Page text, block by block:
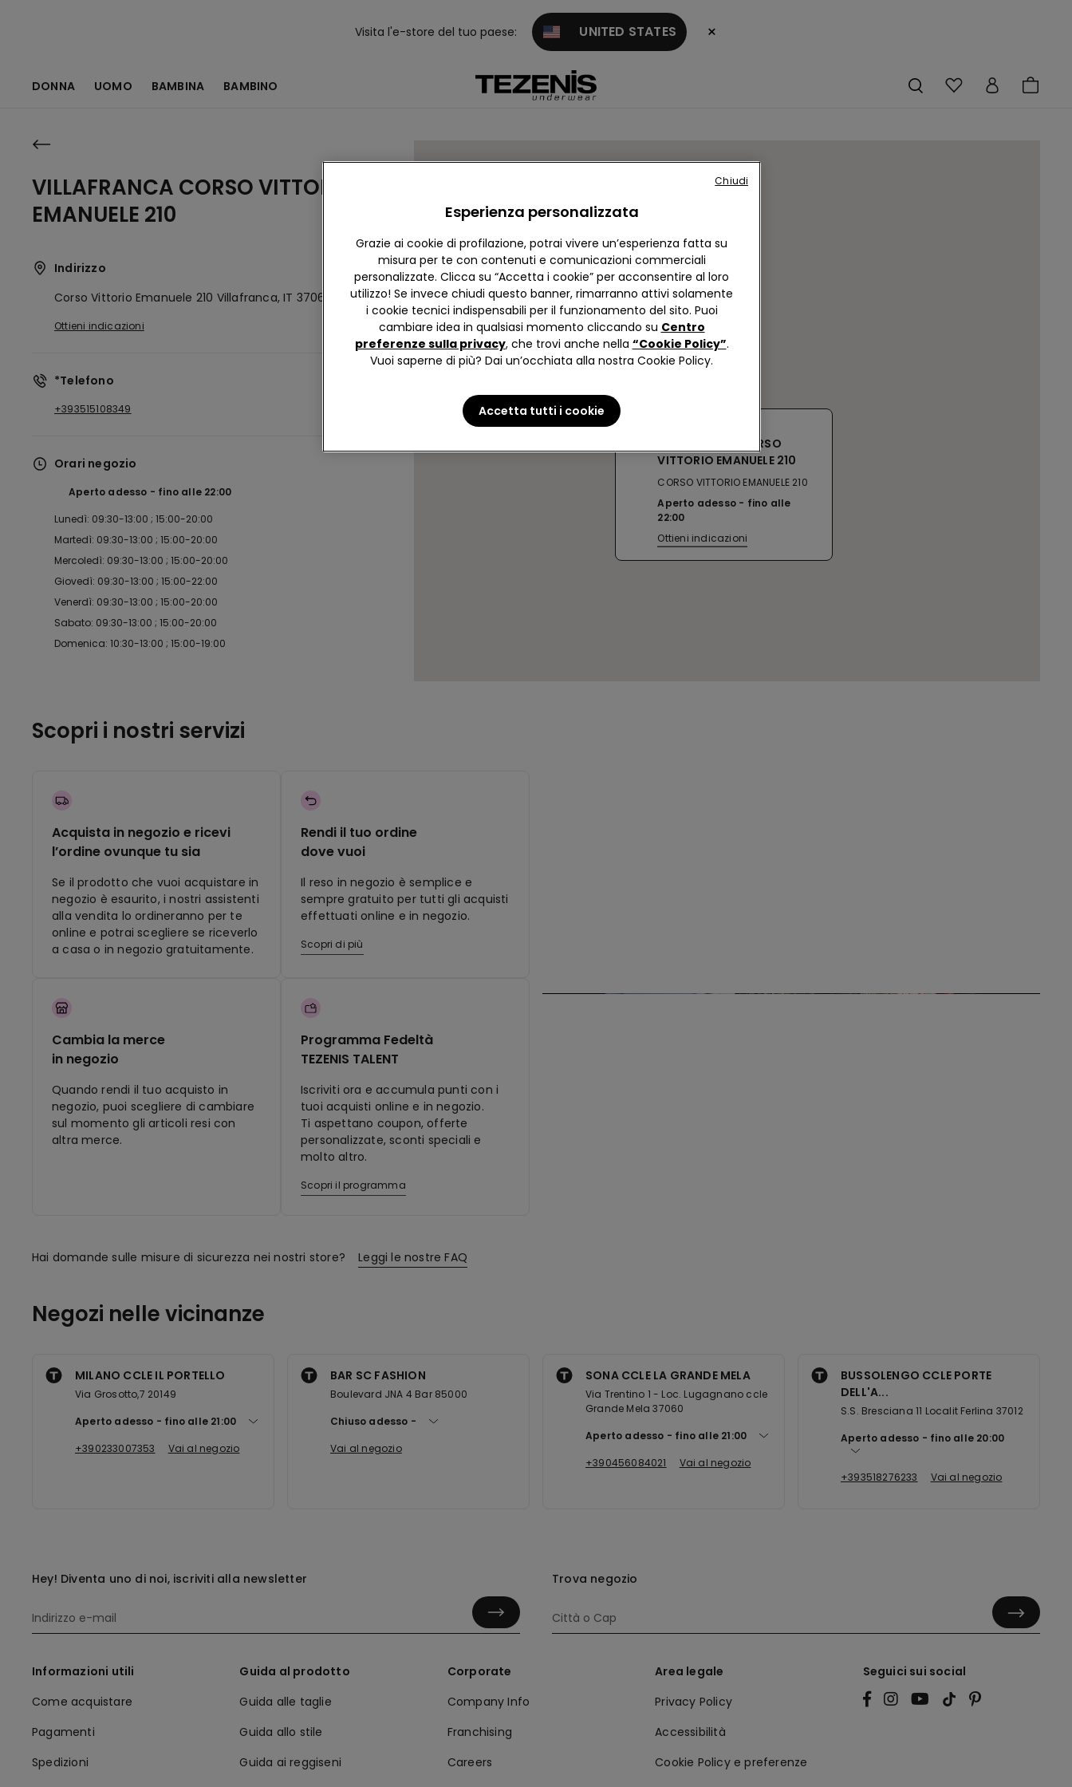
Visita l'e-store del tuo paese: UNITED STATES ×
DONNA UOMO BAMBINA BAMBINO
VILLAFRANCA CORSO VITTORIO
EMANUELE 210
Indirizzo
Corso Vittorio Emanuele 210 Villafranca, IT 37069
Ottieni indicazioni
*Telefono
+393515108349
Orari negozio
Aperto adesso fino alle 22:00
Lunedì: 09:30-13:00 ; 15:00-20:00
Martedì: 09:30-13:00 ; 15:00-20:00
Mercoledì: 09:30-13:00 ; 15:00-20:00
Giovedì: 09:30-13:00 ; 15:00-22:00
Venerdì: 09:30-13:00 ; 15:00-20:00
Sabato: 09:30-13:00 ; 15:00-20:00
Domenica: 10:30-13:00 ; 15:00-19:00
VILLAFRANCA CORSO
VITTORIO EMANUELE 210
CORSO VITTORIO EMANUELE 210
Aperto adesso
fino alle
22:00
Ottieni indicazioni
Scopri i nostri servizi
Acquista in negozio e ricevi
l’ordine ovunque tu sia
Se il prodotto che vuoi acquistare in
negozio è esaurito, i nostri assistenti
alla vendita lo ordineranno per te
online e potrai scegliere se riceverlo
a casa o in negozio gratuitamente.
Rendi il tuo ordine
dove vuoi
Il reso in negozio è semplice e
sempre gratuito per tutti gli acquisti
effettuati online e in negozio.
Scopri di più
Cambia la merce
in negozio
Quando rendi il tuo acquisto in
negozio, puoi scegliere di cambiare
sul momento gli articoli resi con
altra merce.
Programma Fedeltà
TEZENIS TALENT
Iscriviti ora e accumula punti con i
tuoi acquisti online e in negozio.
Ti aspettano coupon, offerte
personalizzate, sconti speciali e
molto altro.
Scopri il programma
Hai domande sulle misure di sicurezza nei nostri store? Leggi le nostre FAQ
Negozi nelle vicinanze
MILANO CCLE IL PORTELLO
Via Grosotto,7 20149
Aperto adesso
fino alle 21:00
+390233007353
Vai al negozio
BAR SC FASHION
Boulevard JNA 4 Bar 85000
Chiuso adesso
Vai al negozio
SONA CCLE LA GRANDE MELA
Via Trentino 1 - Loc. Lugagnano ccle
Grande Mela 37060
Aperto adesso
fino alle 21:00
+390456084021
Vai al negozio
BUSSOLENGO CCLE PORTE
DELL'A...
S.S. Bresciana 11 Localit Ferlina 37012
Aperto adesso
fino alle 20:00
+393518276233 Vai al negozio
Hey! Diventa uno di noi, iscriviti alla newsletter Trova negozio
Informazioni utili
Come acquistare
Pagamenti
Spedizioni
Guida al prodotto
Guida alle taglie
Guida allo stile
Guida ai reggiseni
Corporate
Company Info
Franchising
Careers
Area legale
Privacy Policy
Accessibilità
Cookie Policy e preferenze
Seguici sui social
Esperienza personalizzata
Grazie ai cookie di profilazione, potrai vivere un’esperienza fatta su
misura per te con contenuti e comunicazioni commerciali
personalizzate. Clicca su “Accetta i cookie” per acconsentire al loro
utilizzo! Se invece chiudi questo banner, rimarranno attivi solamente
i cookie tecnici indispensabili per il funzionamento del sito. Puoi
cambiare idea in qualsiasi momento cliccando su Centro
preferenze sulla privacy, che trovi anche nella “Cookie Policy”.
Vuoi saperne di più? Dai un’occhiata alla nostra Cookie Policy.
Accetta tutti i cookie
Chiudi